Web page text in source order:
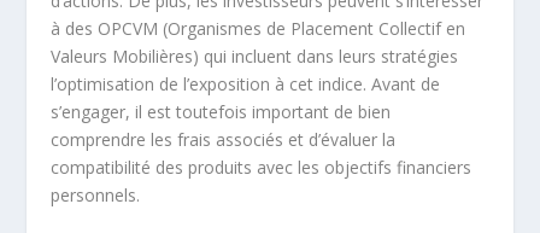
à des OPCVM (Organismes de Placement Collectif en
Valeurs Mobilières) qui incluent dans leurs stratégies
l’optimisation de l’exposition à cet indice. Avant de
s’engager, il est toutefois important de bien
comprendre les frais associés et d’évaluer la
compatibilité des produits avec les objectifs financiers
personnels.